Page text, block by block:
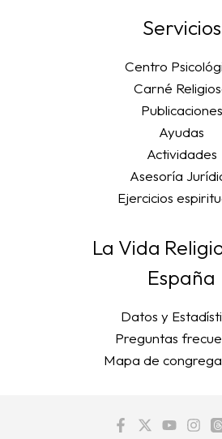
Servicios
Centro
Carné
Publicaciones
Ayudas
Actividades
Asesoría
Ejercicios
La Vida
España
Datos y
Preguntas
Mapa de